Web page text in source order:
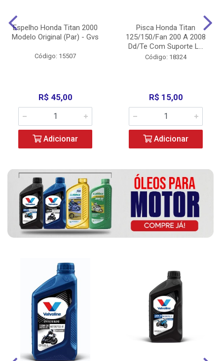
Espelho Honda Titan 2000
Modelo Original (Par) - Gvs
Código: 15507
R$ 45,00
Adicionar
Pisca Honda Titan
125/150/Fan 200 A 2008
Dd/Te Com Suporte L...
Código: 18324
R$ 15,00
Adicionar